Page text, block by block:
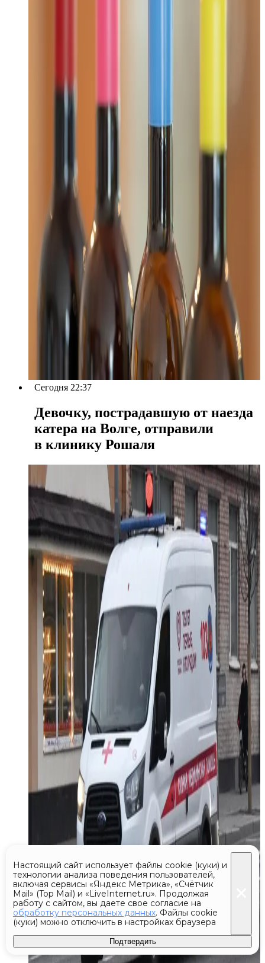
Сегодня 22:37
Девочку, пострадавшую от наезда
катера на Волге, отправили
в клинику Рошаля
Настоящий сайт использует файлы cookie (куки) и
технологии анализа поведения пользователей,
включая сервисы «Яндекс Метрика», «Счётчик
Mail» (Top Mail) и «LiveInternet.ru». Продолжая
работу с сайтом, вы даете свое согласие на
обработку персональных данных. Файлы cookie
(куки) можно отключить в настройках браузера
Подтвердить